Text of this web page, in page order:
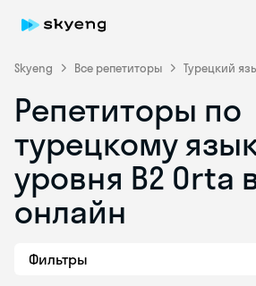
Skyeng Все репетиторы Турецкий
Репетиторы по
турецкому
уровня B2 Orta
онлайн
Фильтры
Skyeng Chat
online